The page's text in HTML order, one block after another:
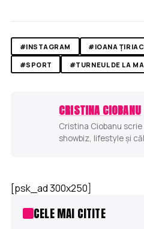
#INSTAGRAM #IOANA ȚIRIAC
#SPORT
#TURNEUL DE LA
CRISTINA CIOBANU
Cristina Ciobanu
showbiz, lifestyle și
[psk_ad 300x250]
CELE MAI CITITE